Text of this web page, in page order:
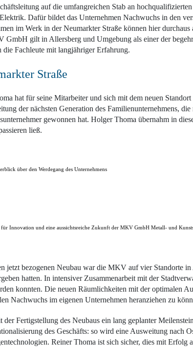
auf die umfangreichen Stab an
Dafür bildet das Unternehmen Nachwuchs in den
im Werk in der Neumarkter Straße können hier
GmbH gilt in Allersberg und Umgebung als einer der
die Fachleute mit langjähriger Erfahrung.
Straße
hat für seine Mitarbeiter und sich mit dem neuen
der nächsten Generation des Familienunternehmens,
gewonnen hat. Holger Thoma übernahm in
ließ.
über den Werdegang des Unternehmens
Innovation und eine aussichtsreiche Zukunft der MKV GmbH Metall- und
jetzt bezogenen Neubau war die MKV auf vier Standorte
hatten. In intensiver Zusammenarbeit mit der
konnten. Die neuen Räumlichkeiten mit der optimalen
Nachwuchs im eigenen Unternehmen heranziehen zu
Fertigstellung des Neubaus ein lang geplanter
des Geschäfts: so wird eine Ausweitung nach
Reiner Thoma ist sich sicher, dies mit Erfolg